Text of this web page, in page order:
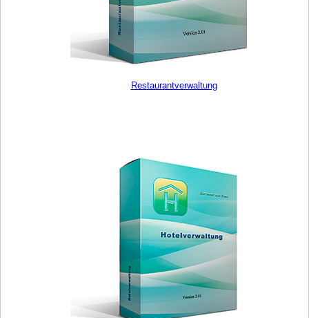
Restaurantverwaltung